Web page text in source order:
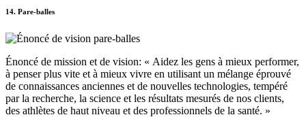
14. Pare-balles
Énoncé de mission et de vision: « Aidez les gens à mieux performer,
à penser plus vite et à mieux vivre en utilisant un mélange éprouvé
de connaissances anciennes et de nouvelles technologies, tempéré
par la recherche, la science et les résultats mesurés de nos clients,
des athlètes de haut niveau et des professionnels de la santé. »